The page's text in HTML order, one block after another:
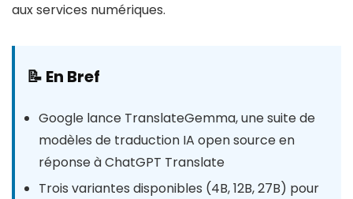
aux services numériques.
📝 En Bref
Google lance TranslateGemma, une suite de
modèles de traduction IA open source en
réponse à ChatGPT Translate
Trois variantes disponibles (4B, 12B, 27B) pour